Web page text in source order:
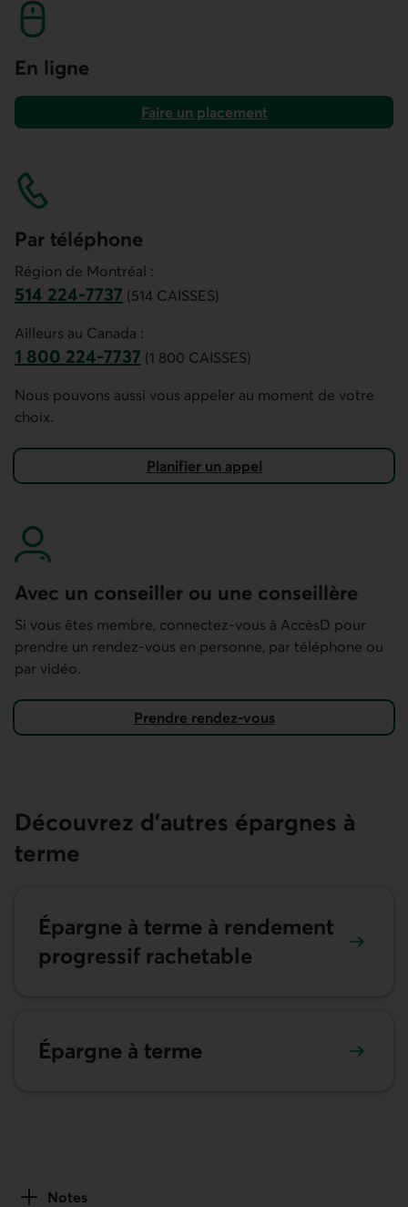
En ligne
Faire un placement
dans une épargne par versements bonifiée
Par téléphone
Région de Montréal :
514 224-7737 (514 CAISSES)
Ailleurs au Canada :
1 800 224-7737 (1 800 CAISSES)
Nous pouvons aussi vous appeler au moment de votre
choix.
Planifier un appel
pour ouvrir uneépargne par versements bonifiée
Avec un conseiller ou une conseillère
Si vous êtes membre, connectez-vous à AccèsD pour
prendre un rendez-vous en personne, par téléphone ou
par vidéo.
Prendre rendez-vous
Dans AccèsD.
Découvrez d’autres épargnes à
terme
Épargne à terme à rendement
progressif rachetable
Épargne à terme
Notes